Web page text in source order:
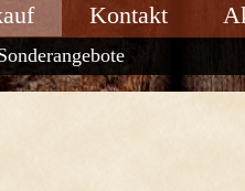
Kontakt